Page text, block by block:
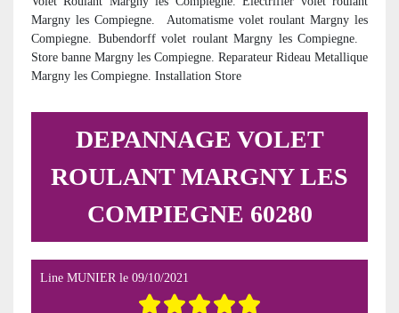
Margny les Compiegne. Automatisme volet roulant Margny les
Compiegne. Bubendorff volet roulant Margny les Compiegne.
Store banne Margny les Compiegne. Reparateur Rideau Metallique
Margny les Compiegne. Installation Store
DEPANNAGE VOLET
ROULANT MARGNY LES
COMPIEGNE 60280
Line MUNIER le 09/10/2021